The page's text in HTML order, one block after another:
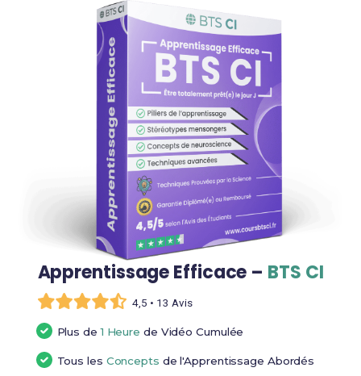
Apprentissage Efficace – BTS CI
4,5 • 13 Avis
Plus de1 Heure de Vidéo Cumulée
Tous les Concepts de l'Apprentissage Abordés